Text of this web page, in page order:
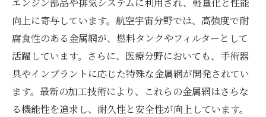
向上に寄与しています。航空宇宙分野では、高強度で耐
腐食性のある金属網が、燃料タンクやフィルターとして
活躍しています。さらに、医療分野においても、手術器
具やインプラントに応じた特殊な金属網が開発されてい
ます。最新の加工技術により、これらの金属網はさらな
る機能性を追求し、耐久性と安全性が向上しています。